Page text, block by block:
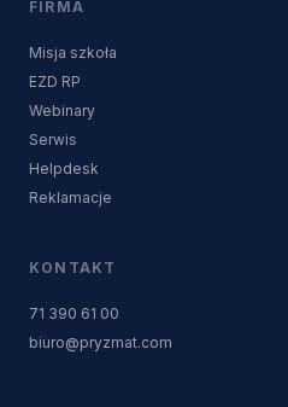
FIRMA
Misja szkoła
EZD RP
Webinary
Serwis
Helpdesk
Reklamacje
KONTAKT
71 390 61 00
biuro@pryzmat.com